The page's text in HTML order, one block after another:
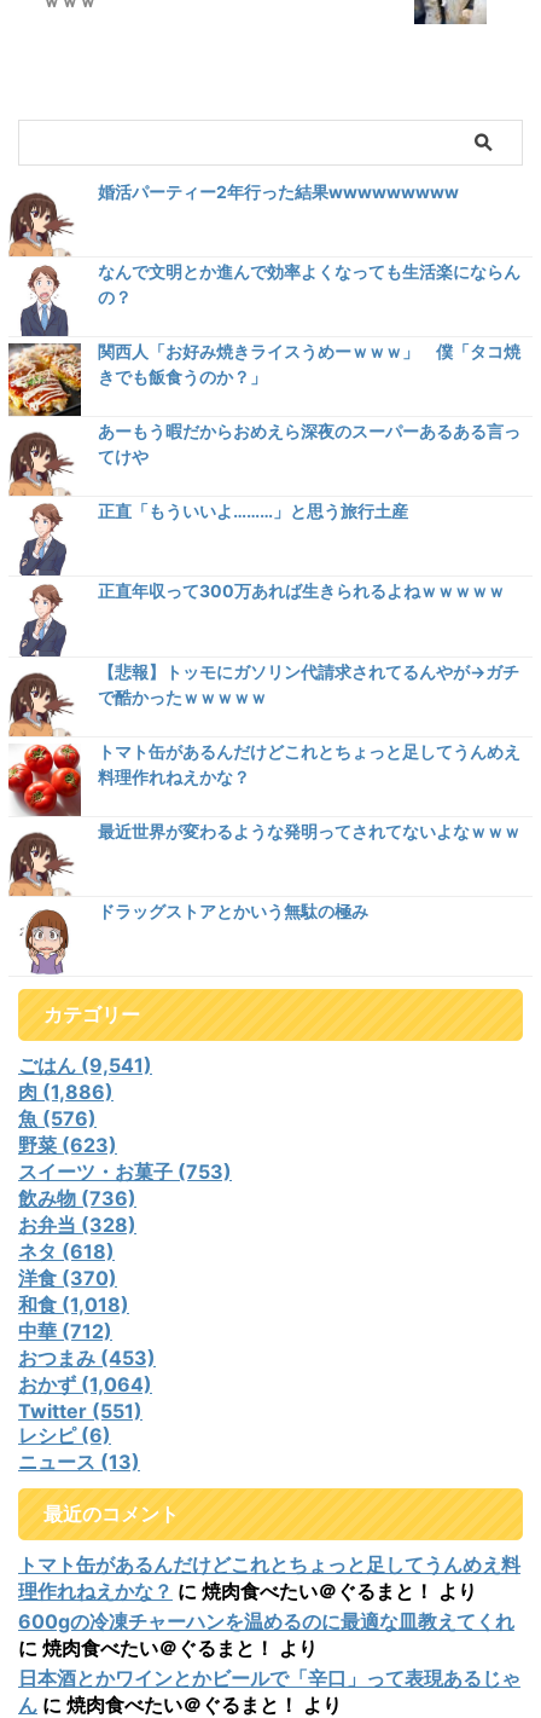
婚活パーティー2年行った結果wwwwwwwww
なんで文明とか進んで効率よくなっても生活楽にならん
の？
関西人「お好み焼きライスうめーｗｗｗ」 僕「タコ焼
きでも飯食うのか？」
あーもう暇だからおめえら深夜のスーパーあるある言っ
てけや
正直「もういいよ………」と思う旅行土産
正直年収って300万あれば生きられるよねｗｗｗｗｗ
【悲報】トッモにガソリン代請求されてるんやが→ガチ
で酷かったｗｗｗｗｗ
トマト缶があるんだけどこれとちょっと足してうんめえ
料理作れねえかな？
最近世界が変わるような発明ってされてないよなｗｗｗ
ドラッグストアとかいう無駄の極み
カテゴリー
ごはん (9,541)
肉 (1,886)
魚 (576)
野菜 (623)
スイーツ・お菓子 (753)
飲み物 (736)
お弁当 (328)
ネタ (618)
洋食 (370)
和食 (1,018)
中華 (712)
おつまみ (453)
おかず (1,064)
Twitter (551)
レシピ (6)
ニュース (13)
最近のコメント
トマト缶があるんだけどこれとちょっと足してうんめえ料
理作れねえかな？ に 焼肉食べたい＠ぐるまと！ より
600gの冷凍チャーハンを温めるのに最適な皿教えてくれ
に 焼肉食べたい＠ぐるまと！ より
日本酒とかワインとかビールで「辛口」って表現あるじゃ
ん に 焼肉食べたい＠ぐるまと！ より